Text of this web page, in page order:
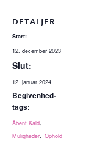
DETALJER
Start:
12. december 2023
Slut:
12. januar 2024
Begivenhed-
tags:
Åbent Kald,
Muligheder, Ophold